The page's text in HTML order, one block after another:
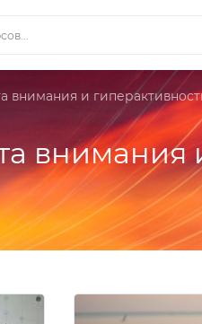
внимания
внимания и